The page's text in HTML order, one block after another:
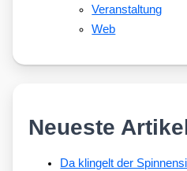
Veranstaltung
Web
Neueste
Da klingelt der